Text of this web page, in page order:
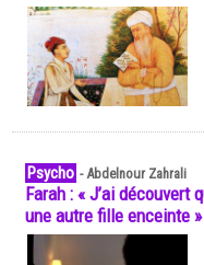
Psycho -Abdelnour Zahrali
Farah : « J’ai découvert
une autre fille enceinte »